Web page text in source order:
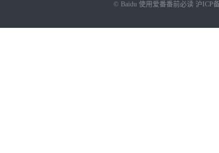
© Baidu 使用爱番番前必读 沪ICP